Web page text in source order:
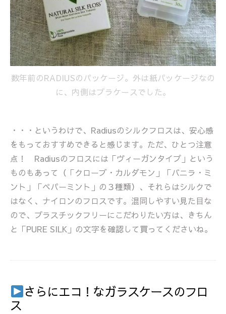
数年前のRADIUSのパッケージ。外は紙パッケージなの
に、内側はプラケースでした。
・・・というわけで、Radiusのシルクフロスは、安心感
をもっておすすめできると感じます。ただ、ひとつ注意
点！ Radiusのフロスには「ヴィーガンタイプ」という
ものもあって（「クローブ・カルダモン」「バニラ・ミ
ント」「ペパーミント」の３種類）、それらはシルクで
はなく、ナイロンのフロスです。混同しやすい見た目な
ので、プラスチックフリーにこだわりたい方は、きちん
と「PURE SILK」の文字を確認して買ってくださいね。
さらにエコ！なガラスケースのフロ
ス